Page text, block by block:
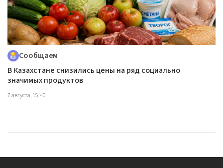
Сообщаем
В Казахстане снизились цены на ряд социально
значимых продуктов
7 августа, 15:40